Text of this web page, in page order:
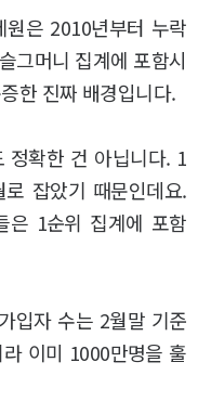
은 2010년부터 누락
그머니 집계에 포함시
한 진짜 배경입니다.
정확한 건 아닙니다. 1
잡았기 때문인데요.
은 1순위 집계에 포함
입자 수는 2월말 기준
이미 1000만명을 훌